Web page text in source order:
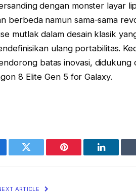
dengan monster layar
berbeda namun sama-sama
mutlak dalam desain klasik
ulang portabilitas.
batas inovasi, didukung
8 Elite Gen 5 for Galaxy.
Twitter Pinterest LinkedIn
ARTICLE